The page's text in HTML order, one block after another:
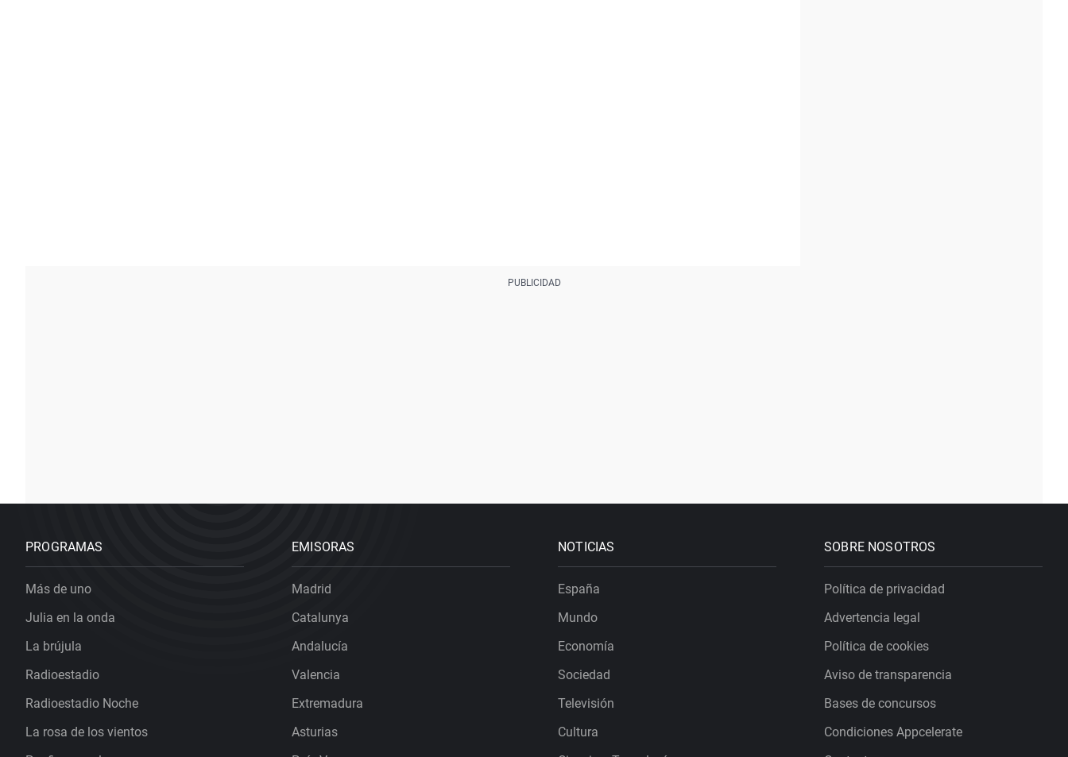
PROGRAMAS
Más de uno
Julia en la onda
La brújula
Radioestadio
Radioestadio Noche
La rosa de los vientos
EMISORAS
Madrid
Catalunya
Andalucía
Valencia
Extremadura
Asturias
NOTICIAS
España
Mundo
Economía
Sociedad
Televisión
Cultura
SOBRE NOSOTROS
Política de privacidad
Advertencia legal
Política de cookies
Aviso de transparencia
Bases de concursos
Condiciones Appcelerate